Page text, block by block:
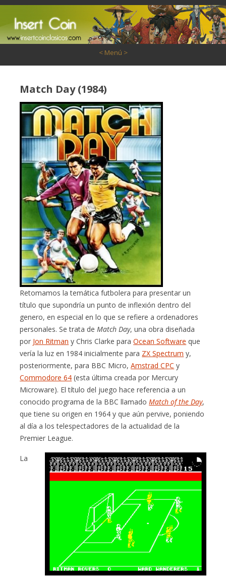
< Menú >
Match Day (1984)
Retomamos la temática futbolera para presentar un
título que supondría un punto de inflexión dentro del
genero, en especial en lo que se refiere a ordenadores
personales. Se trata de Match Day, una obra diseñada
por Jon Ritman y Chris Clarke paraOcean Software que
vería la luz en 1984 inicialmente para ZX Spectrum y,
posteriormente, para BBC Micro,Amstrad CPC y
Commodore 64 (esta última creada por Mercury
Microware). El título del juego hace referencia a un
conocido programa de la BBC llamadoMatch of the Day,
que tiene su origen en 1964 y que aún pervive, poniendo
al día a los telespectadores de la actualidad de la
Premier League.
La